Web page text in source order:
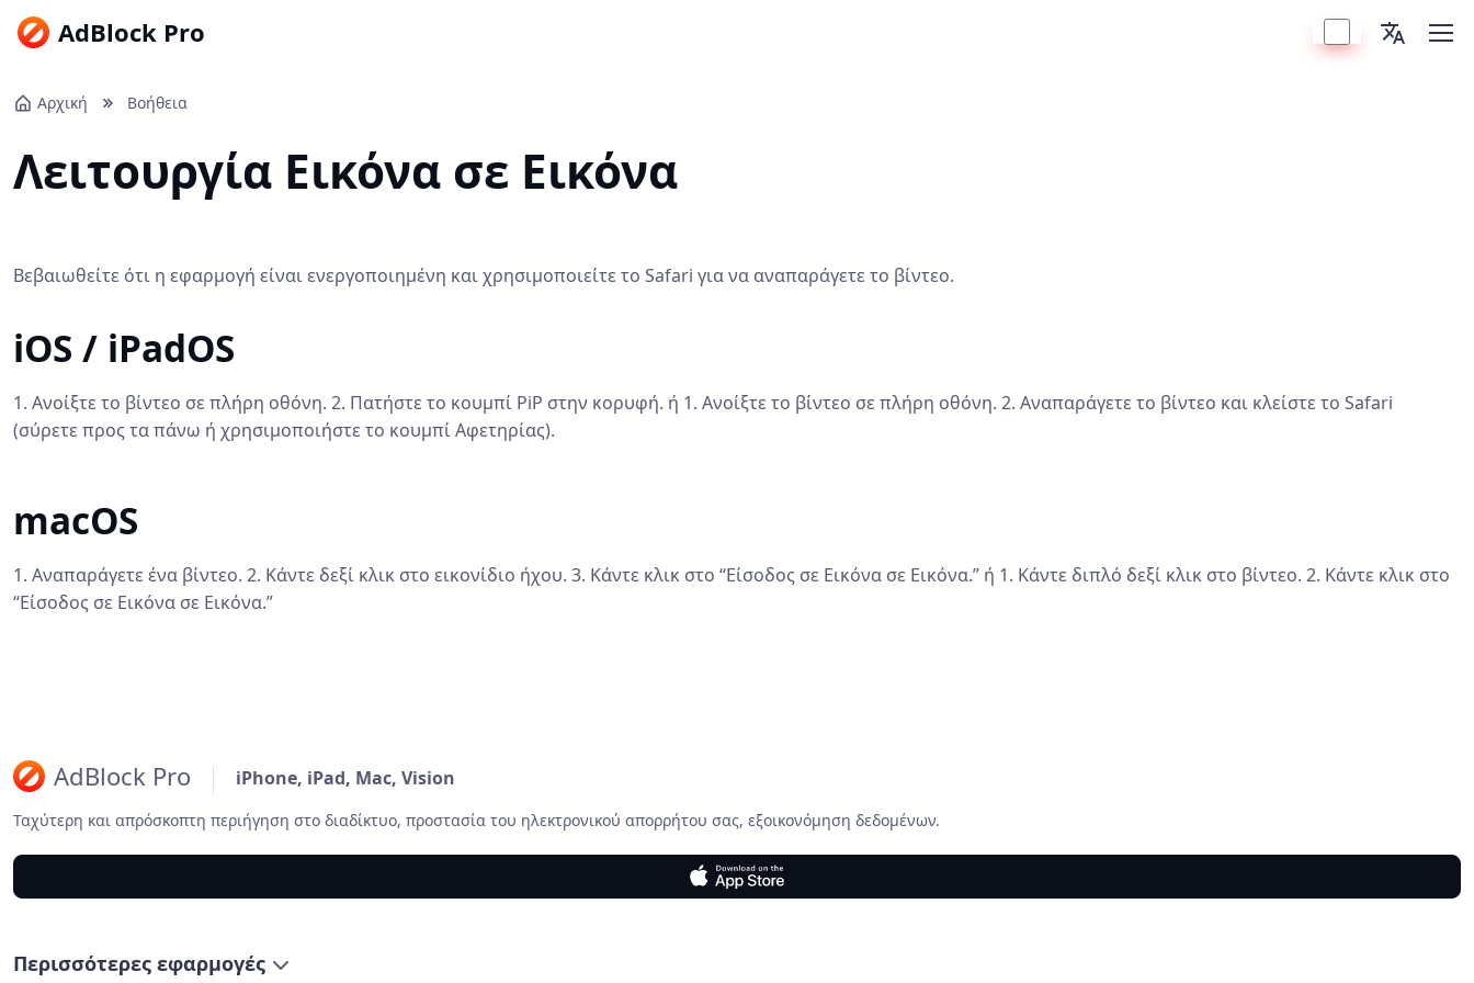
AdBlock Pro
Αρχική Βοήθεια
Λειτουργία Εικόνα σε Εικόνα
Βεβαιωθείτε ότι η εφαρμογή είναι ενεργοποιημένη και χρησιμοποιείτε το Safari για να αναπαράγετε το βίντεο.
iOS / iPadOS
1. Ανοίξτε το βίντεο σε πλήρη οθόνη. 2. Πατήστε το κουμπί PiP στην κορυφή. ή 1. Ανοίξτε το βίντεο σε πλήρη οθόνη. 2. Αναπαράγετε το βίντεο και κλείστε το Safari
(σύρετε προς τα πάνω ή χρησιμοποιήστε το κουμπί Αφετηρίας).
macOS
1. Αναπαράγετε ένα βίντεο. 2. Κάντε δεξί κλικ στο εικονίδιο ήχου. 3. Κάντε κλικ στο “Είσοδος σε Εικόνα σε Εικόνα.” ή 1. Κάντε διπλό δεξί κλικ στο βίντεο. 2. Κάντε κλικ στο
“Είσοδος σε Εικόνα σε Εικόνα.”
AdBlock Pro iPhone, iPad, Mac, Vision
Ταχύτερη και απρόσκοπτη περιήγηση στο διαδίκτυο, προστασία του ηλεκτρονικού απορρήτου σας, εξοικονόμηση δεδομένων.
Περισσότερες εφαρμογές